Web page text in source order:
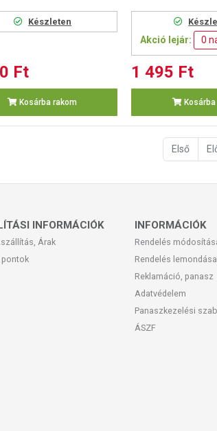
Készleten
Ft
Kosárba rakom
Akció lejár: 0
1 495 Ft
Kosárba
Első
INFORMÁCIÓK
Árak
pontok
INFORMÁCIÓK
Rendelés
Rendelés lemondása
Reklamáció, panasz
Adatvédelem
Panaszkezelési
ÁSZF